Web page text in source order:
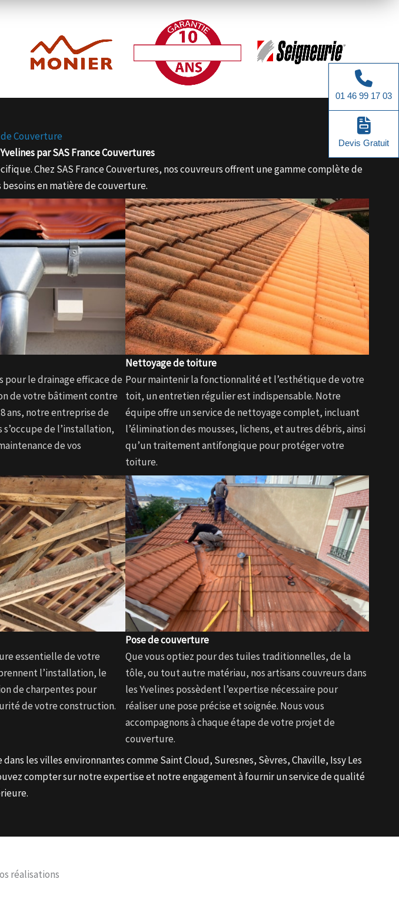
Couverture
par SAS France Couvertures
Chez SAS France Couvertures, nos couvreurs offrent une gamme complète de
en matière de couverture.
pour le drainage efficace de
de votre bâtiment contre
ans, notre entreprise de
de l’installation,
de vos
Nettoyage de toiture
Pour maintenir la fonctionnalité et l’esthétique de votre
toit, un entretien régulier est indispensable. Notre
équipe offre un service de nettoyage complet, incluant
l’élimination des mousses, lichens, et autres débris, ainsi
qu’un traitement antifongique pour protéger votre
toiture.
essentielle de votre
l’installation, le
de charpentes pour
de votre construction.
Pose de couverture
Que vous optiez pour des tuiles traditionnelles, de la
tôle, ou tout autre matériau, nos artisans couvreurs dans
les Yvelines possèdent l’expertise nécessaire pour
réaliser une pose précise et soignée. Nous vous
accompagnons à chaque étape de votre projet de
couverture.
les villes environnantes comme Saint Cloud, Suresnes, Sèvres, Chaville, Issy Les
compter sur notre expertise et notre engagement à fournir un service de qualité
réalisations
01 46 99 17 03
Devis Gratuit